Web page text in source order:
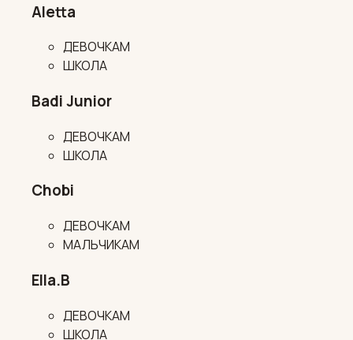
Aletta
ДЕВОЧКАМ
ШКОЛА
Badi Junior
ДЕВОЧКАМ
ШКОЛА
Chobi
ДЕВОЧКАМ
МАЛЬЧИКАМ
Ella.B
ДЕВОЧКАМ
ШКОЛА